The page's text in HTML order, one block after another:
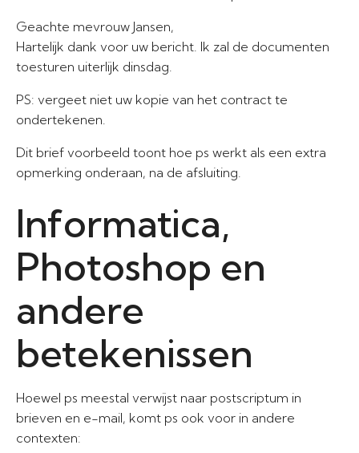
Geachte mevrouw Jansen,
Hartelijk dank voor uw bericht. Ik zal de documenten
toesturen uiterlijk dinsdag.
PS: vergeet niet uw kopie van het contract te
ondertekenen.
Dit brief voorbeeld toont hoe ps werkt als een extra
opmerking onderaan, na de afsluiting.
Informatica,
Photoshop en
andere
betekenissen
Hoewel ps meestal verwijst naar postscriptum in
brieven en e-mail, komt ps ook voor in andere
contexten: